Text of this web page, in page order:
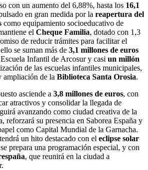
con un aumento del 6,88%, hasta los 16,1
en gran medida por la reapertura del
como equipamiento socioeducativo de
el Cheque Familia, dotado con 1,3
de reducir trámites para facilitar el
se suman más de 3,1 millones de euros
Infantil de Arcosur y casi un millón
de las escuelas infantiles municipales,
ampliación de la Biblioteca Santa Orosia.
asciende a 3,8 millones de euros, con
atractivos y consolidar la llegada de
avanzando como ciudad creativa de la
reforzará su presencia en Saborea España y
como Capital Mundial de la Garnacha.
un hito destacado con el eclipse solar
prepara una programación especial, y con
, que reunirá en la ciudad a